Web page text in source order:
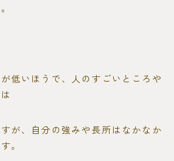
低いほうで、人のすごいところや
が、自分の強みや長所はなかなか
。